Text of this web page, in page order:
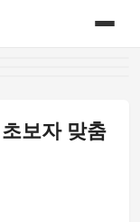
보자 맞춤